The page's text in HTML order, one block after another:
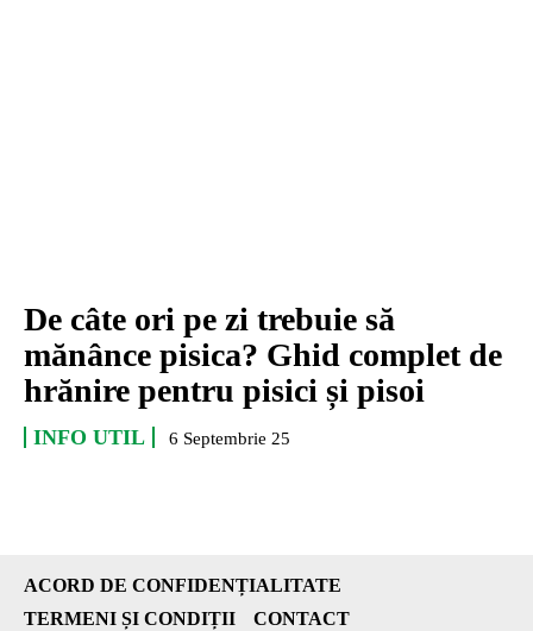
De câte ori pe zi trebuie să
mănânce pisica? Ghid complet de
hrănire pentru pisici și pisoi
INFO UTIL 6 Septembrie 25
ACORD DE CONFIDENȚIALITATE
TERMENI ȘI CONDIȚII
CONTACT